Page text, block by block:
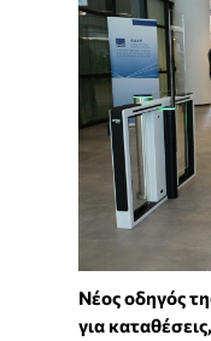
Νέος οδηγός
για